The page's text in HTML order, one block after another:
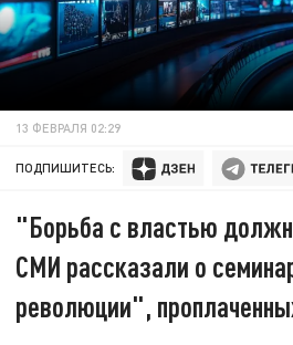
13 ФЕВРАЛЯ 02:29
ПОДПИШИТЕСЬ:
"Борьба с властью
СМИ рассказали о
революции",